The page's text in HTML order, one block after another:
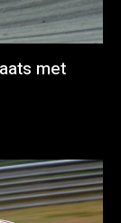
met